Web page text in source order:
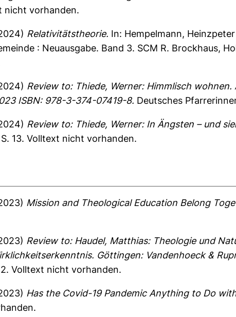
nicht vorhanden.
Relativitätstheorie. In: Hempelmann, Heinzpeter
: Neuausgabe. Band 3. SCM R. Brockhaus,
Review to: Thiede, Werner: Himmlisch
ISBN: 978-3-374-07419-8. Deutsches
Review to: Thiede, Werner: In Ängsten – und
13.Volltext nicht vorhanden.
Mission and Theological Education Belong
Review to: Haudel, Matthias: Theologie und
Göttingen: Vandenhoeck &
Volltext nicht vorhanden.
Has the Covid-19 Pandemic Anything to Do